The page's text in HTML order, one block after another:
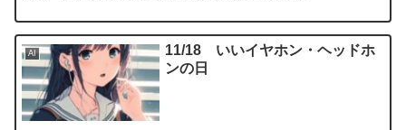
AI
11/18 いいイヤホン・ヘッドホ
ンの日